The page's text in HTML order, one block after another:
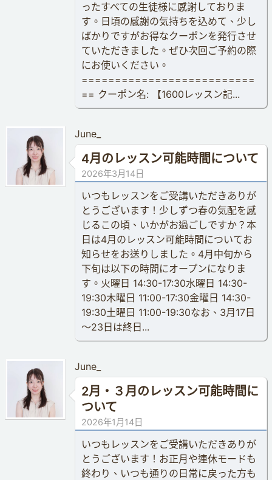
ったすべての生徒様に感謝しておりま
す。日頃の感謝の気持ちを込めて、少し
ばかりですがお得なクーポンを発行させ
ていただきました。ぜひ次回ご予約の際
にお使いください。
==========================
== クーポン名: 【1600レッスン記...
June_
4月のレッスン可能時間について
2026年3月14日
いつもレッスンをご受講いただきありが
とうございます！少しずつ春の気配を感
じるこの頃、いかがお過ごしですか？本
日は4月のレッスン可能時間についてお
知らせをお送りしました。4月中旬から
下旬は以下の時間にオープンになりま
す。火曜日 14:30-17:30水曜日 14:30-
19:30木曜日 11:00-17:30金曜日 14:30-
19:30土曜日 11:00-19:30なお、3月17日
〜23日は終日...
June_
2月・３月のレッスン可能時間に
ついて
2026年1月14日
いつもレッスンをご受講いただきありが
とうございます！お正月や連休モードも
終わり、いつも通りの日常に戻った方も